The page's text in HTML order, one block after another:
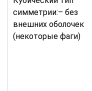
симметрии:– без
внешних оболочек
(некоторые фаги)